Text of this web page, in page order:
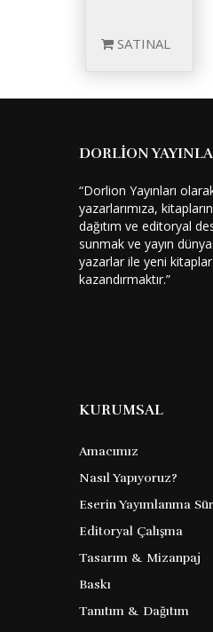
SATINAL
Kısa Dünya
Frederick Pollock
Barkod :
DORLİON
“Dorlion Yayınları
yazarlarımıza,
dağıtım ve editoryal
sunmak ve yayın
yazarlar ile yeni kitaplar
kazandırmaktır.”
KURUMSAL
Amacımız
Nasıl Yapıyoruz?
Eserin Yayımlanma
Editoryal Çalışma
Tasarım & Mizanpaj
Baskı
Tanıtım & Dağıtım